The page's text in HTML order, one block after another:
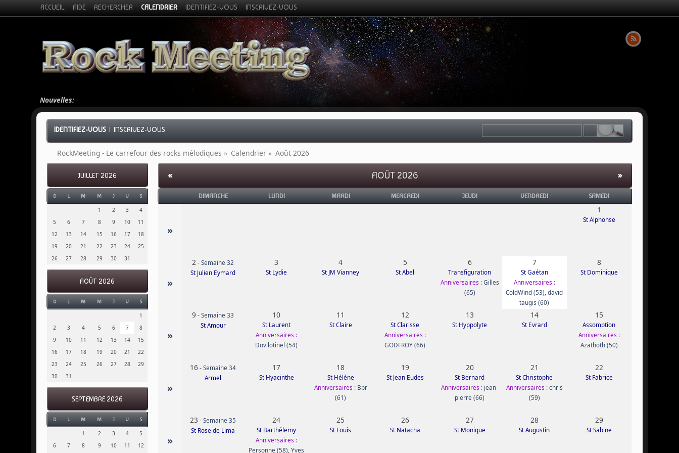
ACCUEIL AIDE RECHERCHER CALENDRIER IDENTIFIEZ-VOUS INSCRIVEZ-VOUS
Nouvelles:
IDENTIFIEZ-VOUS |INSCRIVEZ-VOUS
RockMeeting - Le carrefour des rocks mélodiques » Calendrier » Août 2026
JUILLET 2026
D L M M J V S
1 2 3
4
5
6 7 8 9 10
11
12
13 14 15 16 17
18
19
20 21 22 23 24
25
26
27 28 29 30 31
AOÛT 2026
D L M M J V S
1
2
3 4 5 6 7
8
9
10 11 12 13 14
15
16
17 18 19 20 21
22
23
24 25 26 27 28
29
30
31
SEPTEMBRE 2026
D L M M J V S
1 2 3 4
5
6
7 8 9 10 11 12
« »
AOÛT 2026
DIMANCHE LUNDI MARDI MERCREDI JEUDI VENDREDI SAMEDI
»
1
St Alphonse
»
2 -Semaine 32
St Julien Eymard
3
St Lydie
4
St JM Vianney
5
St Abel
6
Transfiguration
Anniversaires : Gilles
(65)
7
St Gaétan
Anniversaires :
ColdWind (53) ,david
taugis (60)
8
St Dominique
»
9 -Semaine 33
St Amour
10
St Laurent
Anniversaires :
Dovilotinel (54)
11
St Claire
12
St Clarisse
Anniversaires :
GODFROY (66)
13
St Hyppolyte
14
St Evrard
15
Assomption
Anniversaires :
Azathoth (50)
»
16 -Semaine 34
Armel
17
St Hyacinthe
18
St Hélène
Anniversaires : Bbr
(61)
19
St Jean Eudes
20
St Bernard
Anniversaires : jean-
pierre (66)
21
St Christophe
Anniversaires : chris
(59)
22
St Fabrice
»
23 -Semaine 35
St Rose de Lima
24
St Barthélemy
Anniversaires :
Personne (58) ,Yves
25
St Louis
26
St Natacha
27
St Monique
28
St Augustin
29
St Sabine